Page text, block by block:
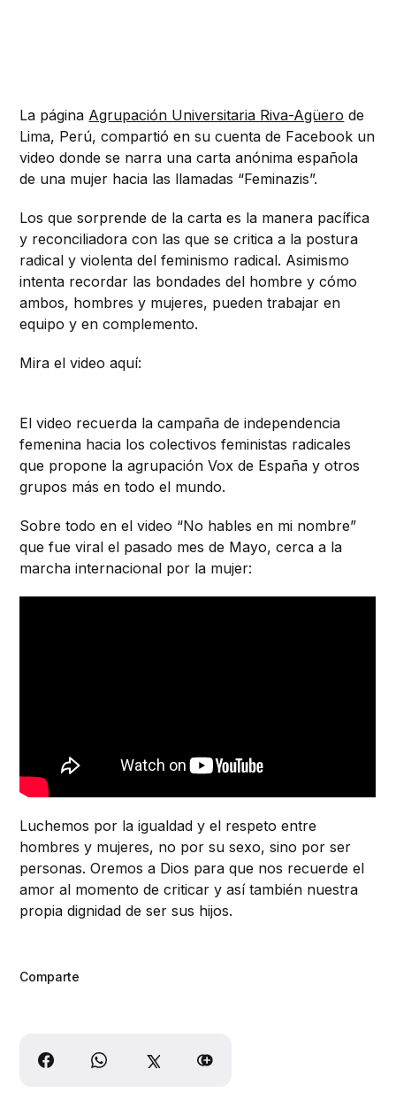
La página Agrupación Universitaria Riva-Agüero de
Lima, Perú, compartió en su cuenta de Facebook un
video donde se narra una carta anónima española
de una mujer hacia las llamadas “Feminazis”.
Los que sorprende de la carta es la manera pacífica
y reconciliadora con las que se critica a la postura
radical y violenta del feminismo radical. Asimismo
intenta recordar las bondades del hombre y cómo
ambos, hombres y mujeres, pueden trabajar en
equipo y en complemento.
Mira el video aquí:
El video recuerda la campaña de independencia
femenina hacia los colectivos feministas radicales
que propone la agrupación Vox de España y otros
grupos más en todo el mundo.
Sobre todo en el video “No hables en mi nombre”
que fue viral el pasado mes de Mayo, cerca a la
marcha internacional por la mujer:
Luchemos por la igualdad y el respeto entre
hombres y mujeres, no por su sexo, sino por ser
personas. Oremos a Dios para que nos recuerde el
amor al momento de criticar y así también nuestra
propia dignidad de ser sus hijos.
Comparte